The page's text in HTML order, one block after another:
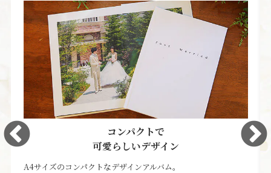
コンパクトで
可愛らしいデザイン
A4サイズのコンパクトなデザインアルバム。